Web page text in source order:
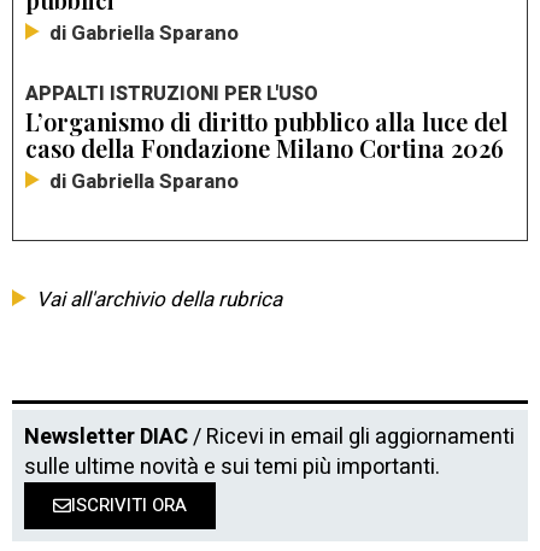
di Gabriella Sparano
APPALTI ISTRUZIONI PER L'USO
L’organismo di diritto pubblico alla luce del
caso della Fondazione Milano Cortina 2026
di Gabriella Sparano
Vai all'archivio della rubrica
Newsletter DIAC/ Ricevi in email gli aggiornamenti
sulle ultime novità e sui temi più importanti.
ISCRIVITI ORA